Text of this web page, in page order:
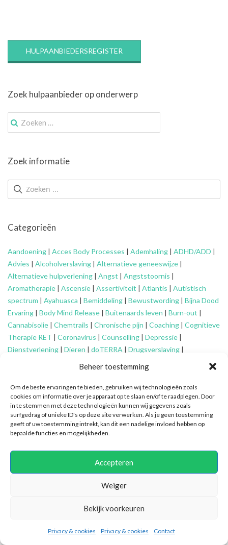
Beheer toestemming
Om de beste ervaringen te bieden, gebruiken wij technologieën zoals
cookies om informatie over je apparaat op te slaan en/of te raadplegen. Door
in te stemmen met deze technologieën kunnen wij gegevens zoals
surfgedrag of unieke ID's op deze site verwerken. Als je geen toestemming
geeft of uw toestemming intrekt, kan dit een nadelige invloed hebben op
bepaalde functies en mogelijkheden.
Accepteren
Weiger
Bekijk voorkeuren
Privacy & cookies Privacy & cookies Contact
HULPAANBIEDERSREGISTER
Zoek hulpaanbieder op onderwerp
Zoek
naar:
Zoek informatie
Categorieën
Aandoening | Acces Body Processes | Ademhaling | ADHD/ADD |
Advies | Alcoholverslaving | Alternatieve geneeswijze |
Alternatieve hulpverlening | Angst | Angststoornis |
Aromatherapie | Ascensie | Assertiviteit | Atlantis | Autistisch
spectrum | Ayahuasca | Bemiddeling | Bewustwording | Bijna Dood
Ervaring | Body Mind Release | Buitenaards leven | Burn-out |
Cannabisolie | Chemtrails | Chronische pijn | Coaching | Cognitieve
Therapie RET | Coronavirus | Counselling | Depressie |
Dienstverlening | Dieren | doTERRA | Drugsverslaving |
Engelen |
Familie-opstellingen
Financieel advies ouderen|Financiële problemen|Financiën
Fytotherapie|Gameverslaving|Gedragsproblemen|Geheime
genootschappen|Geluk|Gescheiden ouders|Gidsen|
Graancirkels|Grenzen aangeven|Grenzen stellen|Healing|
Hiernamaals|Hooggevoeligheid/HSP
|Kleptomanie
Mindfulness|Mishandeling|Narcisme|Natuurlijke verzorging|
Ondersteuning
Overspannenheid|Paniekaanvallen
|Praktische ondersteuning|Pubers|Quantum